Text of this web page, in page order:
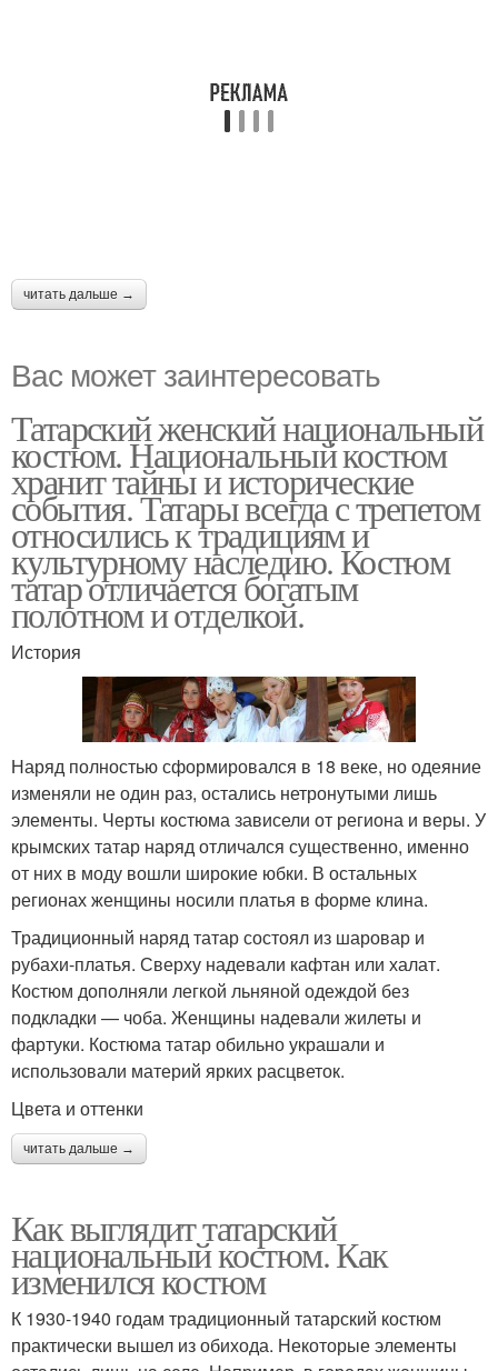
читать дальше →
Вас может заинтересовать
Татарский женский национальный
костюм. Национальный костюм
хранит тайны и исторические
события. Татары всегда с трепетом
относились к традициям и
культурному наследию. Костюм
татар отличается богатым
полотном и отделкой.
История
Наряд полностью сформировался в 18 веке, но одеяние
изменяли не один раз, остались нетронутыми лишь
элементы. Черты костюма зависели от региона и веры. У
крымских татар наряд отличался существенно, именно
от них в моду вошли широкие юбки. В остальных
регионах женщины носили платья в форме клина.
Традиционный наряд татар состоял из шаровар и
рубахи-платья. Сверху надевали кафтан или халат.
Костюм дополняли легкой льняной одеждой без
подкладки — чоба. Женщины надевали жилеты и
фартуки. Костюма татар обильно украшали и
использовали материй ярких расцветок.
Цвета и оттенки
читать дальше →
Как выглядит татарский
национальный костюм. Как
изменился костюм
К 1930-1940 годам традиционный татарский костюм
практически вышел из обихода. Некоторые элементы